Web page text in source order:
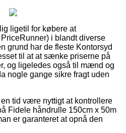
ligetil for købere at
i blandt diverse
grund har de fleste Kontorsyd
til at at sænke priserne på
og ligeledes også til mænd og
nogle gange sikre fragt uden
tid være nyttigt at kontrollere
Fidele håndrulle 150cm x 50m
er garanteret at opnå den